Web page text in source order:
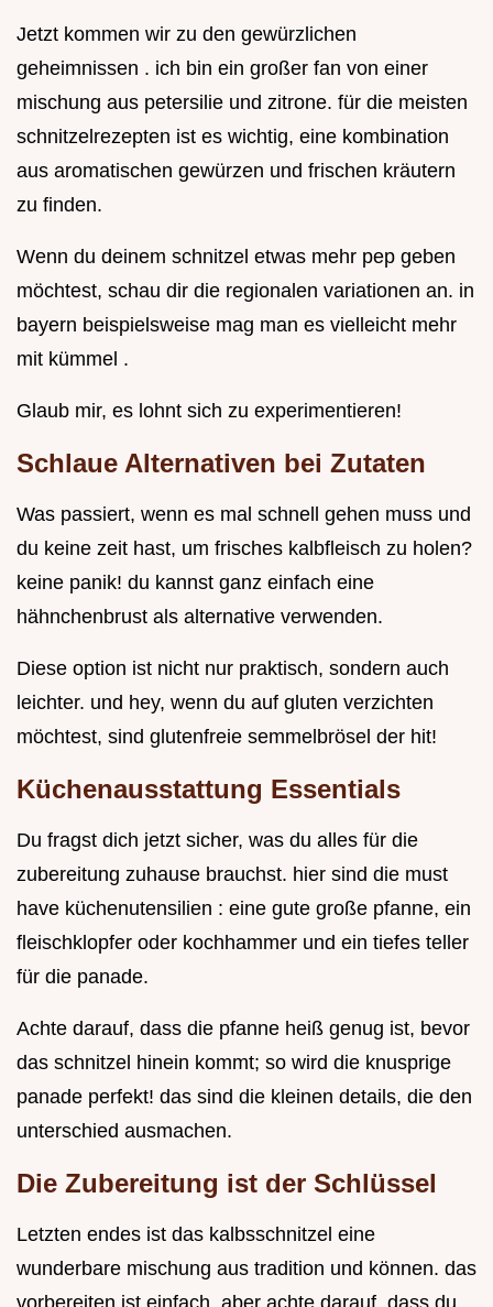
Jetzt kommen wir zu den gewürzlichen
geheimnissen . ich bin ein großer fan von einer
mischung aus petersilie und zitrone. für die meisten
schnitzelrezepten ist es wichtig, eine kombination
aus aromatischen gewürzen und frischen kräutern
zu finden.
Wenn du deinem schnitzel etwas mehr pep geben
möchtest, schau dir die regionalen variationen an. in
bayern beispielsweise mag man es vielleicht mehr
mit kümmel .
Glaub mir, es lohnt sich zu experimentieren!
Schlaue Alternativen bei Zutaten
Was passiert, wenn es mal schnell gehen muss und
du keine zeit hast, um frisches kalbfleisch zu holen?
keine panik! du kannst ganz einfach eine
hähnchenbrust als alternative verwenden.
Diese option ist nicht nur praktisch, sondern auch
leichter. und hey, wenn du auf gluten verzichten
möchtest, sind glutenfreie semmelbrösel der hit!
Küchenausstattung Essentials
Du fragst dich jetzt sicher, was du alles für die
zubereitung zuhause brauchst. hier sind die must
have küchenutensilien : eine gute große pfanne, ein
fleischklopfer oder kochhammer und ein tiefes teller
für die panade.
Achte darauf, dass die pfanne heiß genug ist, bevor
das schnitzel hinein kommt; so wird die knusprige
panade perfekt! das sind die kleinen details, die den
unterschied ausmachen.
Die Zubereitung ist der Schlüssel
Letzten endes ist das kalbsschnitzel eine
wunderbare mischung aus tradition und können. das